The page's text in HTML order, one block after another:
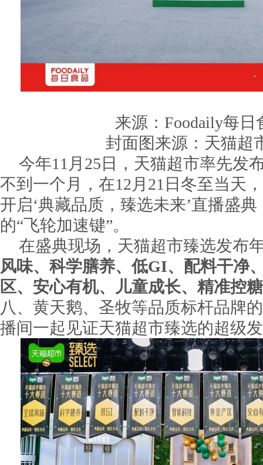
来源：Foodaily每
封面图来源：天猫
今年11月25日，天猫超市率先发
不到一个月，在12月21日冬至当天
开启‘典藏品质，臻选未来’直播盛
的“飞轮加速键”。
在盛典现场，天猫超市臻选发布
风味、科学膳养、低GI、配料干净
区、安心有机、儿童成长、精准控
八、黄天鹅、圣牧等品质标杆品牌
播间一起见证天猫超市臻选的超级